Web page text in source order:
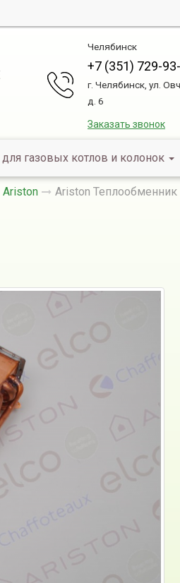
Челябинск
+7 (351) 729-
г. Челябинск, ул.
д. 6
Заказать звонок
газовых котлов и колонок
Ariston Ariston Теплообменник